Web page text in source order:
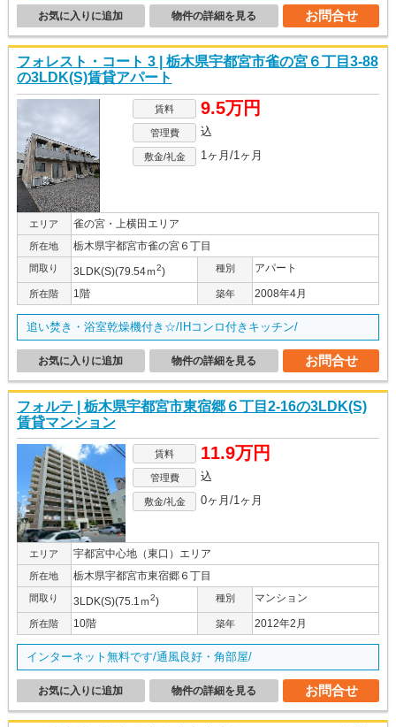
お問合せ
物件の詳細を見る
お気に入りに追加
フォレスト・コート 3 | 栃木県宇都宮市雀の宮６丁目3-88
の3LDK(S)賃貸アパート
賃料 9.5万円
管理費 込
敷金/礼金 1ヶ月/1ヶ月
エリア 雀の宮・上横田エリア
所在地 栃木県宇都宮市雀の宮６丁目
間取り 3LDK(S)(79.54ｍ2) 種別 アパート
所在階 1階 築年 2008年4月
追い焚き・浴室乾燥機付き☆/IHコンロ付きキッチン/
お問合せ
物件の詳細を見る
お気に入りに追加
フォルテ | 栃木県宇都宮市東宿郷６丁目2-16の3LDK(S)
賃貸マンション
賃料 11.9万円
管理費 込
敷金/礼金 0ヶ月/1ヶ月
エリア 宇都宮中心地（東口）エリア
所在地 栃木県宇都宮市東宿郷６丁目
間取り 3LDK(S)(75.1ｍ2) 種別 マンション
所在階 10階 築年 2012年2月
インターネット無料です/通風良好・角部屋/
お問合せ
物件の詳細を見る
お気に入りに追加